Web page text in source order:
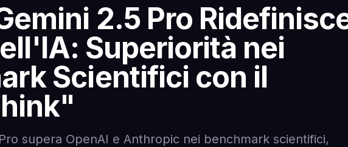
2.5 Pro
Superiorità nei
Scientifici con il
supera OpenAI e Anthropic nei benchmark scientifici,